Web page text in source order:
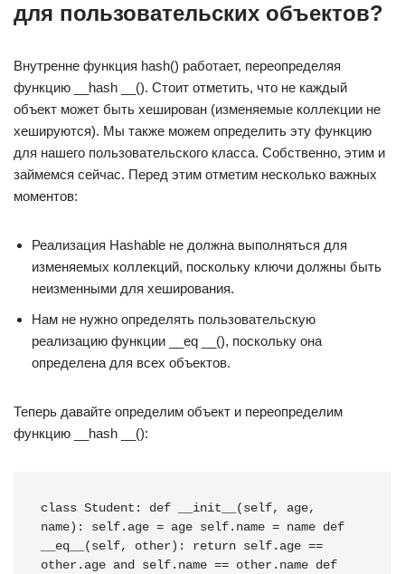
для пользовательских объектов?
Внутренне функция hash() работает, переопределяя
функцию __hash __(). Стоит отметить, что не каждый
объект может быть хеширован (изменяемые коллекции не
хешируются). Мы также можем определить эту функцию
для нашего пользовательского класса. Собственно, этим и
займемся сейчас. Перед этим отметим несколько важных
моментов:
Реализация Hashable не должна выполняться для
изменяемых коллекций, поскольку ключи должны быть
неизменными для хеширования.
Нам не нужно определять пользовательскую
реализацию функции __eq __(), поскольку она
определена для всех объектов.
Теперь давайте определим объект и переопределим
функцию __hash __():
class Student: def __init__(self, age,
name): self.age = age self.name = name def
__eq__(self, other): return self.age ==
other.age and self.name == other.name def